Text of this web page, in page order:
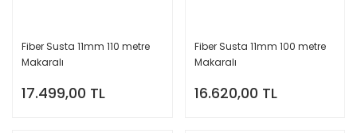
Fiber Susta 11mm 110 metre
Makaralı
17.499,00 TL
Fiber Susta 11mm 100 metre
Makaralı
16.620,00 TL